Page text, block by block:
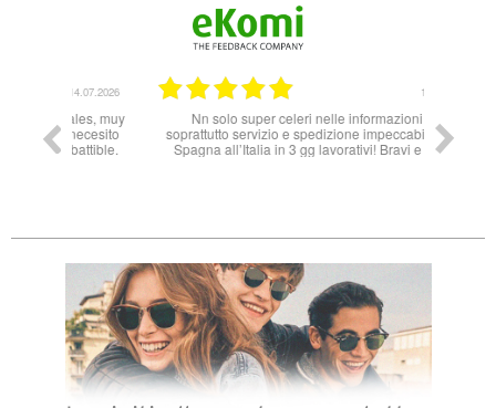
Nn solo super celeri nelle informazioni ma
soprattutto servizio e spedizione impeccabili! Dalla
Spagna all’Italia in 3 gg lavorativi! Bravi e grazie